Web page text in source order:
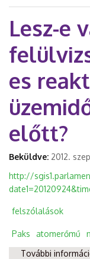
Lesz-e
es
előtt?
Beküldve: 2012.
http://
felszólalások
Paks atomerőmű
További